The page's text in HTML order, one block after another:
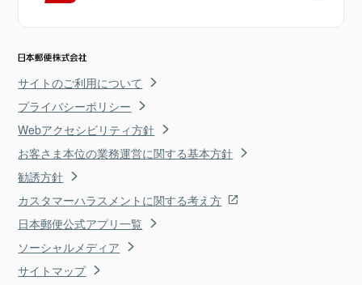
サイトのご利用について
プライバシーポリシー
Webアクセシビリティ方針
お客さま本位の業務運営に関する基本方針
勧誘方針
カスタマーハラスメントに関する考え方
日本郵便公式アプリ一覧
ソーシャルメディア
サイトマップ